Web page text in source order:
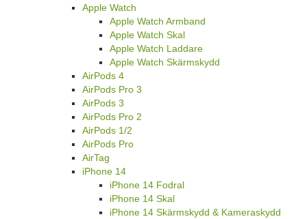
Apple Watch
Apple Watch Armband
Apple Watch Skal
Apple Watch Laddare
Apple Watch Skärmskydd
AirPods 4
AirPods Pro 3
AirPods 3
AirPods Pro 2
AirPods 1/2
AirPods Pro
AirTag
iPhone 14
iPhone 14 Fodral
iPhone 14 Skal
iPhone 14 Skärmskydd & Kameraskydd